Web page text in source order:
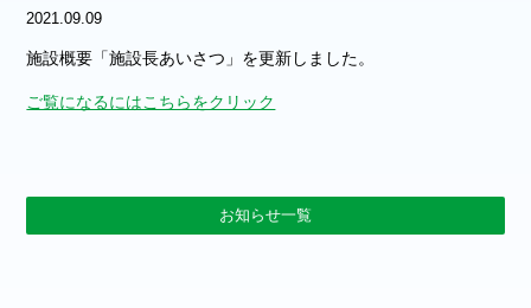
2021.09.09
施設概要「施設長あいさつ」を更新しました。
ご覧になるにはこちらをクリック
お知らせ一覧